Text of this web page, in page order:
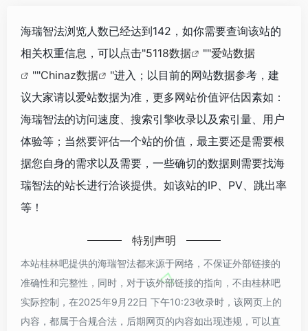
海瑞智法浏览人数已经达到142，如你需要查询该站的
相关权重信息，可以点击"5118数据 ""爱站数据
""Chinaz数据
"进入；以目前的网站数据参考，建
议大家请以爱站数据为准，更多网站价值评估因素如：
海瑞智法的访问速度、搜索引擎收录以及索引量、用户
体验等；当然要评估一个站的价值，最主要还是需要根
据您自身的需求以及需要，一些确切的数据则需要找海
瑞智法的站长进行洽谈提供。如该站的IP、PV、跳出率
等！
特别声明
本站桂林吧提供的海瑞智法都来源于网络，不保证外部链接的
准确性和完整性，同时，对于该外部链接的指向，不由桂林吧
实际控制，在2025年9月22日 下午10:23收录时，该网页上的
内容，都属于合规合法，后期网页的内容如出现违规，可以直